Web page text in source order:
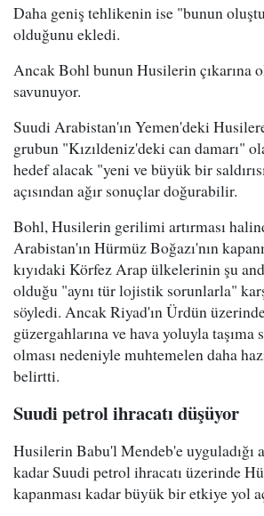
Daha geniş tehlikenin ise "bunun
olduğunu ekledi.
Ancak Bohl bunun Husilerin çıkarına
savunuyor.
Suudi Arabistan'ın Yemen'deki
grubun "Kızıldeniz'deki can damarı"
hedef alacak "yeni ve büyük bir
açısından ağır sonuçlar doğurabilir.
Bohl, Husilerin gerilimi artırması
Arabistan'ın Hürmüz Boğazı'nın
kıyıdaki Körfez Arap ülkelerinin şu
olduğu "aynı tür lojistik sorunlarla"
söyledi. Ancak Riyad'ın Ürdün
güzergahlarına ve hava yoluyla taşıma
olması nedeniyle muhtemelen daha
belirtti.
Suudi petrol ihracatı düşüyor
Husilerin Babu'l Mendeb'e uyguladığı
kadar Suudi petrol ihracatı üzerinde
kapanması kadar büyük bir etkiye yol